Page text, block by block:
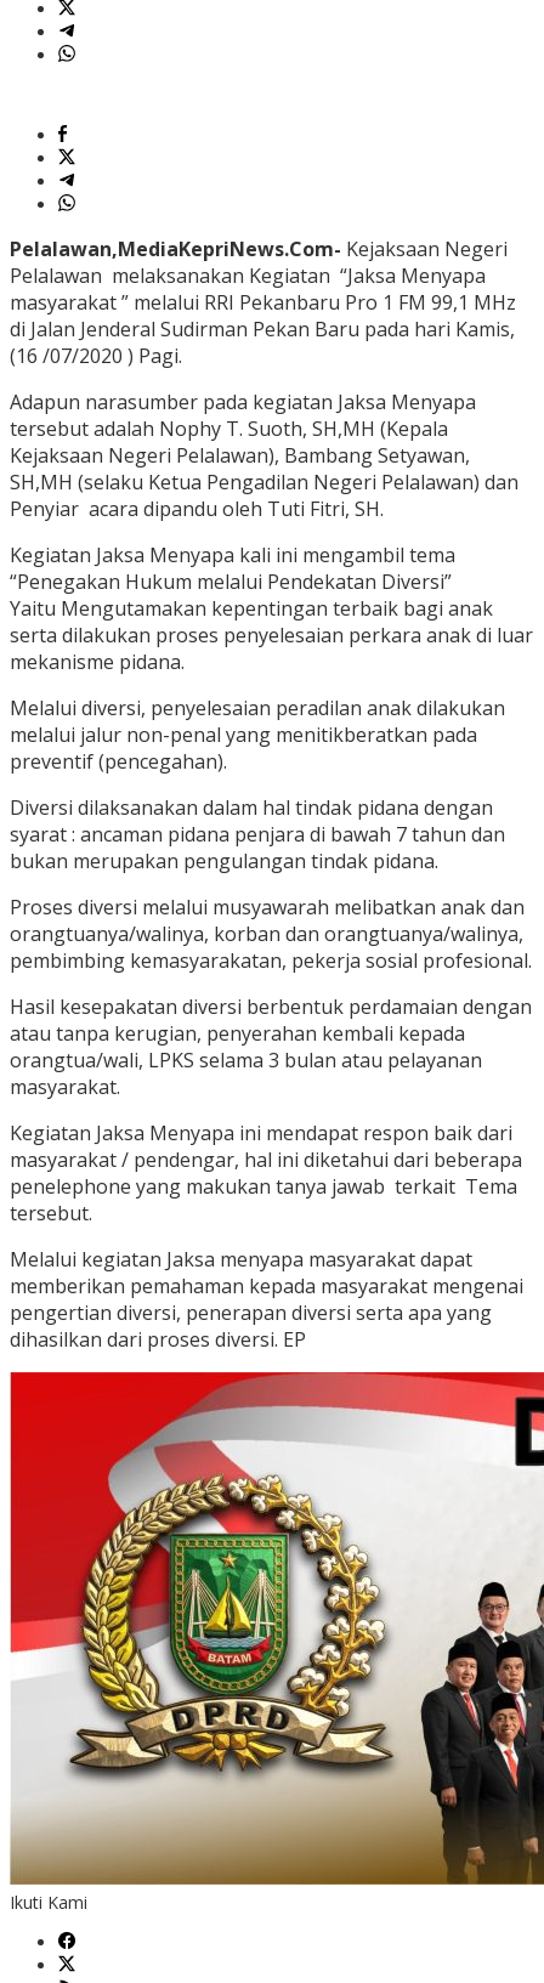
Pelalawan,MediaKepriNews.Com- Kejaksaan Negeri
Pelalawan melaksanakan Kegiatan “Jaksa Menyapa
masyarakat ” melalui RRI Pekanbaru Pro 1 FM 99,1 MHz
di Jalan Jenderal Sudirman Pekan Baru pada hari Kamis,
(16 /07/2020 ) Pagi.
Adapun narasumber pada kegiatan Jaksa Menyapa
tersebut adalah Nophy T. Suoth, SH,MH (Kepala
Kejaksaan Negeri Pelalawan), Bambang Setyawan,
SH,MH (selaku Ketua Pengadilan Negeri Pelalawan) dan
Penyiar acara dipandu oleh Tuti Fitri, SH.
Kegiatan Jaksa Menyapa kali ini mengambil tema
“Penegakan Hukum melalui Pendekatan Diversi”
Yaitu Mengutamakan kepentingan terbaik bagi anak
serta dilakukan proses penyelesaian perkara anak di luar
mekanisme pidana.
Melalui diversi, penyelesaian peradilan anak dilakukan
melalui jalur non-penal yang menitikberatkan pada
preventif (pencegahan).
Diversi dilaksanakan dalam hal tindak pidana dengan
syarat : ancaman pidana penjara di bawah 7 tahun dan
bukan merupakan pengulangan tindak pidana.
Proses diversi melalui musyawarah melibatkan anak dan
orangtuanya/walinya, korban dan orangtuanya/walinya,
pembimbing kemasyarakatan, pekerja sosial profesional.
Hasil kesepakatan diversi berbentuk perdamaian dengan
atau tanpa kerugian, penyerahan kembali kepada
orangtua/wali, LPKS selama 3 bulan atau pelayanan
masyarakat.
Kegiatan Jaksa Menyapa ini mendapat respon baik dari
masyarakat / pendengar, hal ini diketahui dari beberapa
penelephone yang makukan tanya jawab terkait Tema
tersebut.
Melalui kegiatan Jaksa menyapa masyarakat dapat
memberikan pemahaman kepada masyarakat mengenai
pengertian diversi, penerapan diversi serta apa yang
dihasilkan dari proses diversi. EP
Ikuti Kami